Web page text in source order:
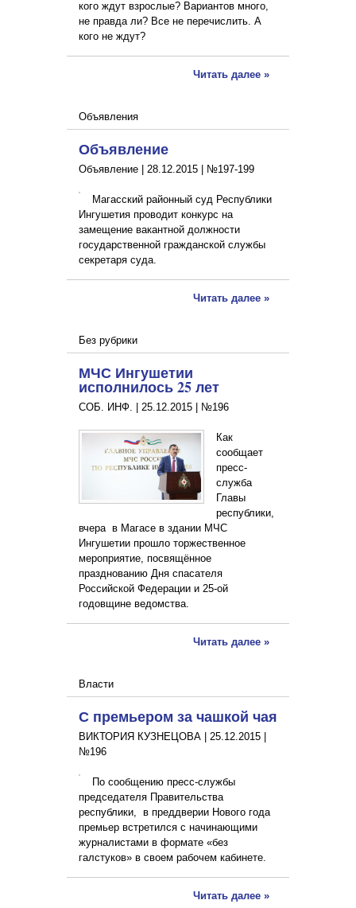
кого ждут взрослые? Вариантов много,
не правда ли? Все не перечислить. А
кого не ждут?
Читать далее »
Объявления
Объявление
Объявление | 28.12.2015 №197-199
Магасский районный суд Республики
Ингушетия проводит конкурс на
замещение вакантной должности
государственной гражданской службы
секретаря суда.
Читать далее »
Без рубрики
МЧС Ингушетии
исполнилось 25 лет
СОБ. ИНФ. | 25.12.2015 №196
Как
сообщает
пресс-
служба
Главы
республики,
вчера в Магасе в здании МЧС
Ингушетии прошло торжественное
мероприятие, посвящённое
празднованию Дня спасателя
Российской Федерации и 25-ой
годовщине ведомства.
Читать далее »
Власти
С премьером за чашкой чая
ВИКТОРИЯ КУЗНЕЦОВА | 25.12.2015
№196
По сообщению пресс-службы
председателя Правительства
республики, в преддверии Нового года
премьер встретился с начинающими
журналистами в формате «без
галстуков» в своем рабочем кабинете.
Читать далее »